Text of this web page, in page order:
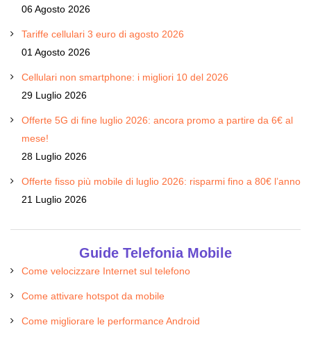
06 Agosto 2026
Tariffe cellulari 3 euro di agosto 2026
01 Agosto 2026
Cellulari non smartphone: i migliori 10 del 2026
29 Luglio 2026
Offerte 5G di fine luglio 2026: ancora promo a partire da 6€ al
mese!
28 Luglio 2026
Offerte fisso più mobile di luglio 2026: risparmi fino a 80€ l’anno
21 Luglio 2026
Guide Telefonia Mobile
Come velocizzare Internet sul telefono
Come attivare hotspot da mobile
Come migliorare le performance Android